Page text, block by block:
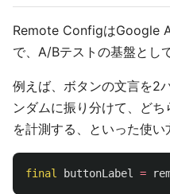
Remote ConfigはGoogle
で、A/Bテストの基盤とし
例えば、ボタンの文言を2
ンダムに振り分けて、ど
を計測する、といった使い
final buttonLabel =